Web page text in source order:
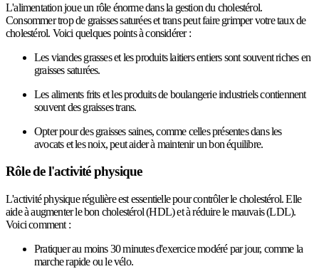
L'alimentation joue un rôle énorme dans la gestion du cholestérol.
Consommer trop de graisses saturées et trans peut faire grimper votre taux de
cholestérol. Voici quelques points à considérer :
Les viandes grasses et les produits laitiers entiers sont souvent riches en
graisses saturées.
Les aliments frits et les produits de boulangerie industriels contiennent
souvent des graisses trans.
Opter pour des graisses saines, comme celles présentes dans les
avocats et les noix, peut aider à maintenir un bon équilibre.
Rôle de l'activité physique
L'activité physique régulière est essentielle pour contrôler le cholestérol. Elle
aide à augmenter le bon cholestérol (HDL) et à réduire le mauvais (LDL).
Voici comment :
Pratiquer au moins 30 minutes d'exercice modéré par jour, comme la
marche rapide ou le vélo.